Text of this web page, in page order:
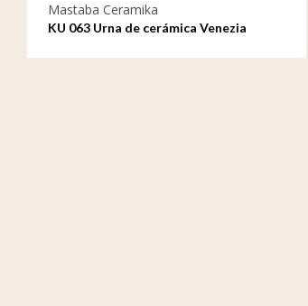
Mastaba Ceramika
KU 063 Urna de cerámica Venezia